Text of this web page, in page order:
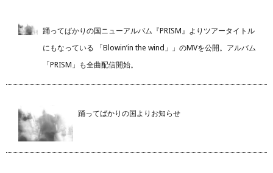
踊ってばかりの国ニューアルバム『PRISM』よりツアータイトル
にもなっている 「Blowin’in the wind」」のMVを公開。アルバム
「PRISM」も全曲配信開始。
踊ってばかりの国よりお知らせ